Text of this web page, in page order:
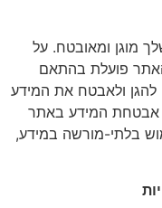
מוגן ומאובטח. על
האתר פועלת בהתאם
להגן ולאבטח את המידע
אבטחת המידע באתר
בלתי-מורשה במידע,